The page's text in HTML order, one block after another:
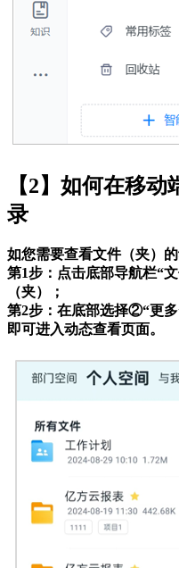
【2】如何在移
录
如您需要查看文件（夹）的
第1步：点击底部导航栏“
（夹）；
第2步：在底部选择②“更
即可进入动态查看页面。